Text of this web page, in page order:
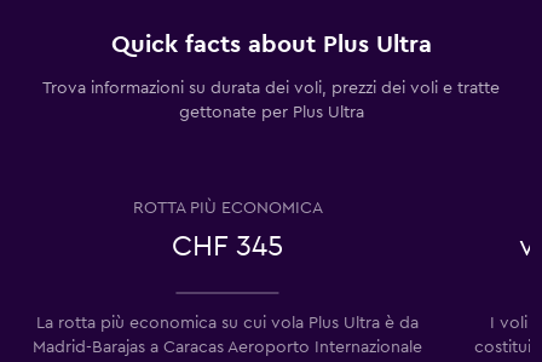
Quick facts about Plus Ultra
Trova informazioni su durata dei voli, prezzi dei voli e tratte
gettonate per Plus Ultra
ROTTA PIÙ ECONOMICA
CHF 345
La rotta più economica su cui vola Plus Ultra è da
Madrid-Barajas a Caracas Aeroporto Internazionale
I voli